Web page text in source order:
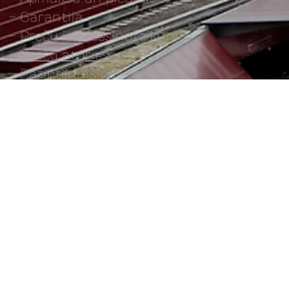
- Garantija
- Preču iegādes noteikumi
- Preču atgriešana
- Paziņojums par privātumu